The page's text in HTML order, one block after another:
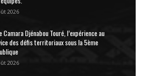
2026
Camara Djénabou Touré, l’expérience au
des défis territoriaux sous la 5ème
2026